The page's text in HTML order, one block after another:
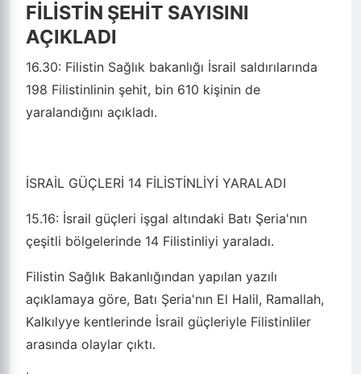
FİLİSTİN ŞEHİT SAYISINI
AÇIKLADI
16.30: Filistin Sağlık bakanlığı İsrail saldırılarında
198 Filistinlinin şehit, bin 610 kişinin de
yaralandığını açıkladı.
İSRAİL GÜÇLERİ 14 FİLİSTİNLİYİ YARALADI
15.16: İsrail güçleri işgal altındaki Batı Şeria'nın
çeşitli bölgelerinde 14 Filistinliyi yaraladı.
Filistin Sağlık Bakanlığından yapılan yazılı
açıklamaya göre, Batı Şeria'nın El Halil, Ramallah,
Kalkılyye kentlerinde İsrail güçleriyle Filistinliler
arasında olaylar çıktı.